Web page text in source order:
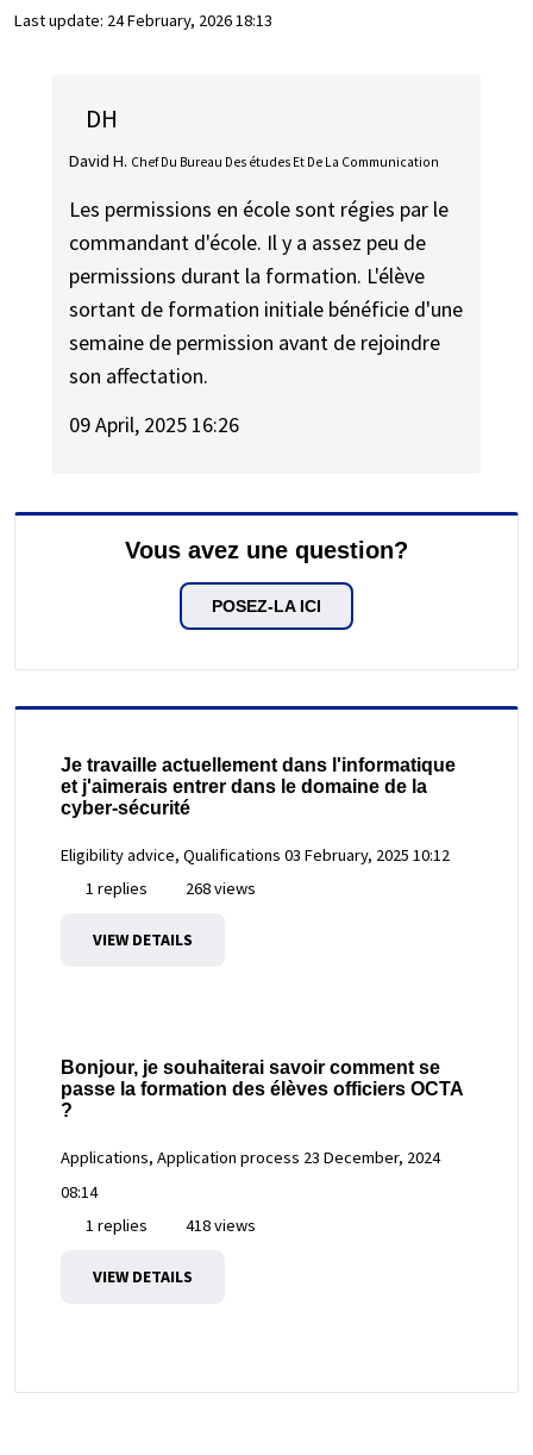
Last update: 24 February, 2026 18:13
DH
David H. Chef Du Bureau Des études Et De La Communication
Les permissions en école sont régies par le
commandant d'école. Il y a assez peu de
permissions durant la formation. L'élève
sortant de formation initiale bénéficie d'une
semaine de permission avant de rejoindre
son affectation.
09 April, 2025 16:26
Vous avez une question?
POSEZ-LA ICI
Je travaille actuellement dans l'informatique
et j'aimerais entrer dans le domaine de la
cyber-sécurité
Eligibility advice, Qualifications 03 February, 2025 10:12
1 replies
268 views
VIEW DETAILS
Bonjour, je souhaiterai savoir comment se
passe la formation des élèves officiers OCTA
?
Applications, Application process 23 December, 2024
08:14
1 replies
418 views
VIEW DETAILS